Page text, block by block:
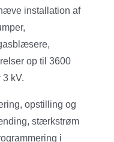
installation af
op til 3600
3 kV.
opstilling og
stærkstrøm
i